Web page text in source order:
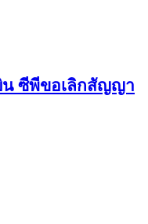
น ซีพีขอเลิกสัญญา